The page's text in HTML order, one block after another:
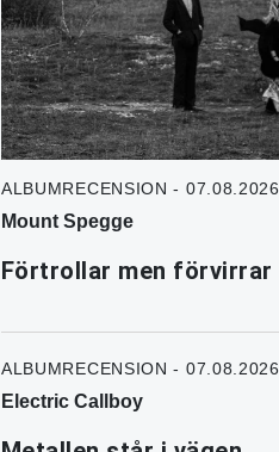
ALBUMRECENSION - 07.08.2026
Mount Spegge
Förtrollar men förvirrar
ALBUMRECENSION - 07.08.2026
Electric Callboy